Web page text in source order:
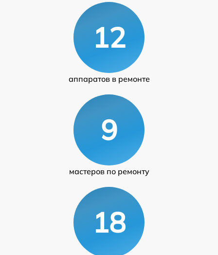
12
аппаратов в ремонте
9
мастеров по ремонту
18